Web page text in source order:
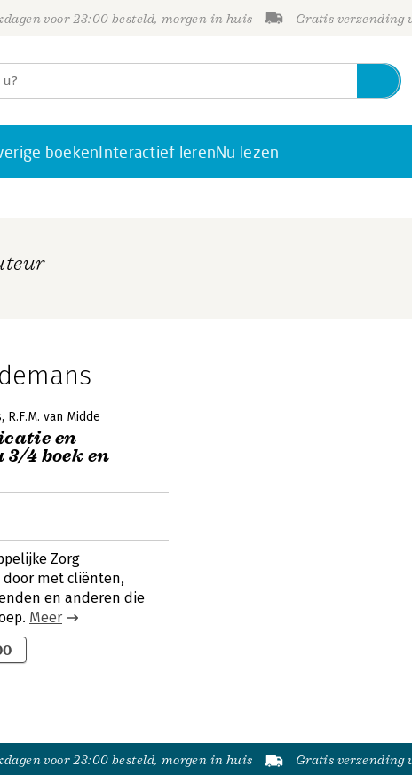
voor 23:00 besteld, morgen in huis Gratis verzending
boekenInteractief lerenNu lezen
R.F.M. van Midde
en
4 boek en
Zorg
met cliënten,
en anderen die
Meer
voor 23:00 besteld, morgen in huis Gratis verzending